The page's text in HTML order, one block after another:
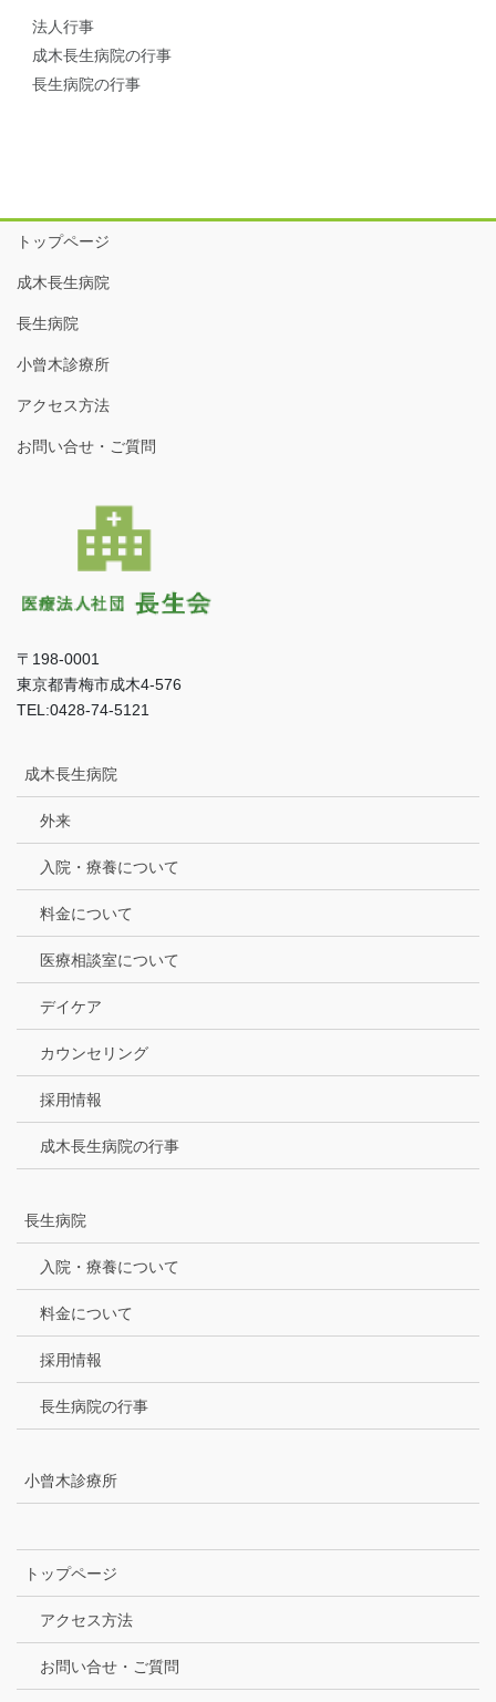
法人行事
成木長生病院の行事
長生病院の行事
トップページ
成木長生病院
長生病院
小曾木診療所
アクセス方法
お問い合せ・ご質問
〒198-0001
東京都青梅市成木4-576
TEL:0428-74-5121
成木長生病院
外来
入院・療養について
料金について
医療相談室について
デイケア
カウンセリング
採用情報
成木長生病院の行事
長生病院
入院・療養について
料金について
採用情報
長生病院の行事
小曾木診療所
トップページ
アクセス方法
お問い合せ・ご質問